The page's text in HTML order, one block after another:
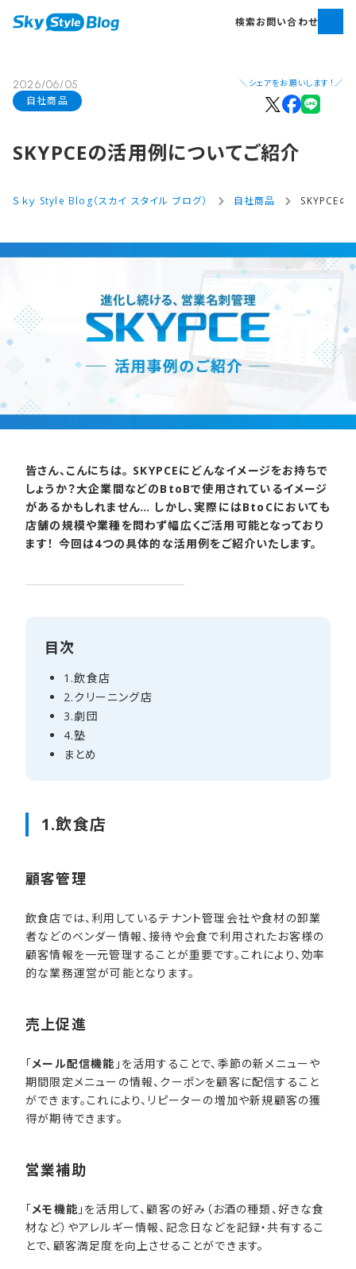
検索お問い合わせ
自社商品
2026/06/05 ＼シェアをお願いします！／
SKYPCEの​活用例に​ついて​ご紹介
Ｓｋｙ Style Blog（スカイ スタイル ブログ） 自社商品 SKYPCEの
皆さん、こんにちは。 SKYPCEにどんなイメージをお持ちで
しょうか？大企業間などのBtoBで使用されているイメージ
があるかもしれません… しかし、実際にはBtoCにおいても
店舗の規模や業種を問わず幅広くご活用可能となっており
ます！ 今回は4つの具体的な活用例をご紹介いたします。
目次
1.飲食店
2.クリーニング店
3.劇団
4.塾
まとめ
1.飲食店
顧客管理
飲食店では、利用しているテナント管理会社や食材の卸業
者などのベンダー情報、接待や会食で利用されたお客様の
顧客情報を一元管理することが重要です。これにより、効率
的な業務運営が可能となります。
売上促進
「メール配信機能 」を活用することで、季節の新メニューや
期間限定メニューの情報、クーポンを顧客に配信すること
ができます。これにより、リピーターの増加や新規顧客の獲
得が期待できます。
営業補助
「メモ機能 」を活用して、顧客の好み（お酒の種類、好きな食
材など）やアレルギー情報、記念日などを記録・共有するこ
とで、顧客満足度を向上させることができます。